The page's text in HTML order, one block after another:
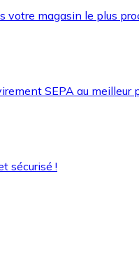
votre magasin le plus
SEPA au meilleur
sécurisé !